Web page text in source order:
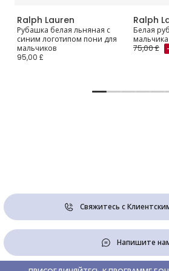
Ralph Lauren
Рубашка белая льняная с
синим логотипом пони для
мальчиков
95,00 £
Ralph
Белая
мальчика
75,00 £
Свяжитесь с
Напишите